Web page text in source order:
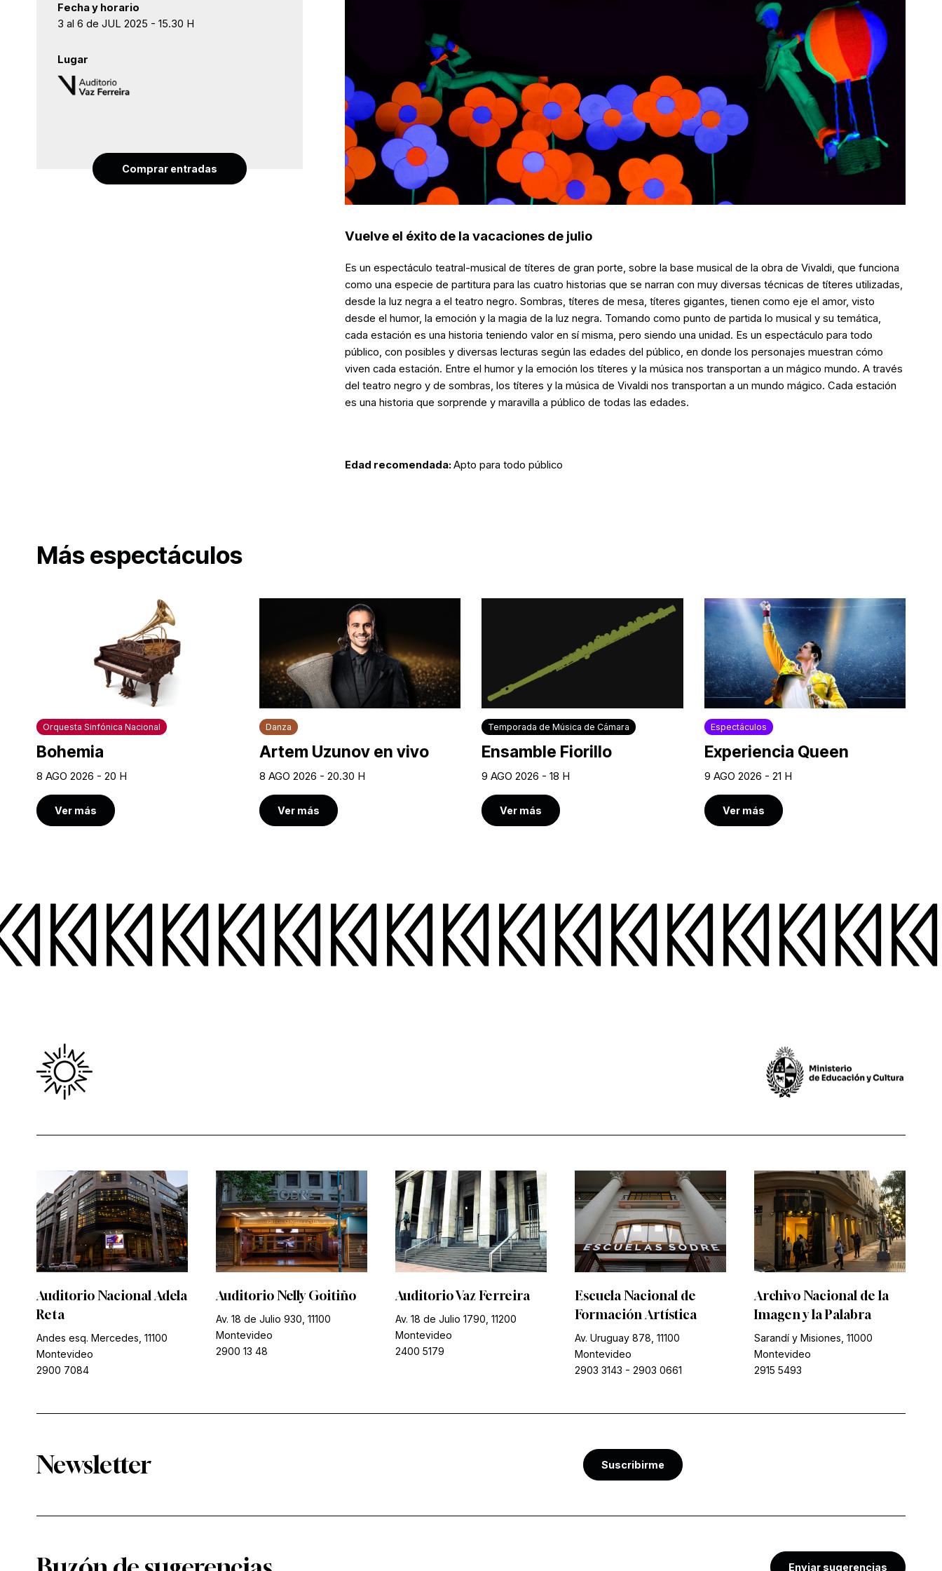
Vuelve el éxito de la vacaciones de julio
Es un espectáculo teatral-musical de títeres de gran porte, sobre la base musical de la obra de Vivaldi, que funciona
como una especie de partitura para las cuatro historias que se narran con muy diversas técnicas de títeres utilizadas,
desde la luz negra a el teatro negro. Sombras, títeres de mesa, títeres gigantes, tienen como eje el amor, visto
desde el humor, la emoción y la magia de la luz negra. Tomando como punto de partida lo musical y su temática,
cada estación es una historia teniendo valor en sí misma, pero siendo una unidad. Es un espectáculo para todo
público, con posibles y diversas lecturas según las edades del público, en donde los personajes muestran cómo
viven cada estación. Entre el humor y la emoción los títeres y la música nos transportan a un mágico mundo. A través
del teatro negro y de sombras, los títeres y la música de Vivaldi nos transportan a un mundo mágico. Cada estación
es una historia que sorprende y maravilla a público de todas las edades.
Edad recomendada: Apto para todo público
Fecha y horario
3 al 6 de JUL 2025 - 15.30 H
Lugar
Comprar entradas
Más espectáculos
Orquesta Sinfónica Nacional
Bohemia
8 AGO 2026 - 20 H
Ver más
Danza
Artem Uzunov en vivo
8 AGO 2026 - 20.30 H
Ver más
Temporada de Música de Cámara
Ensamble Fiorillo
9 AGO 2026 - 18 H
Ver más
Espectáculos
Experiencia Queen
9 AGO 2026 - 21 H
Ver más
Auditorio Nacional Adela
Reta
Andes esq. Mercedes, 11100
Montevideo
2900 7084
Auditorio Nelly Goitiño
Av. 18 de Julio 930, 11100
Montevideo
2900 13 48
Auditorio Vaz Ferreira
Av. 18 de Julio 1790, 11200
Montevideo
2400 5179
Escuela Nacional de
Formación Artística
Av. Uruguay 878, 11100
Montevideo
2903 3143 - 2903 0661
Archivo Nacional de la
Imagen y la Palabra
Sarandí y Misiones, 11000
Montevideo
2915 5493
Newsletter Suscribirme
Enviar sugerencias